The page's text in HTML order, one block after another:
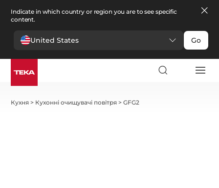
Indicate in which country or region you are to see specific
content.
United States Go
Кухня > Кухонні очищувачі повітря >GFG2